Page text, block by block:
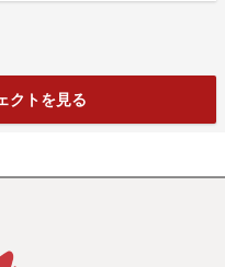
クトを見る